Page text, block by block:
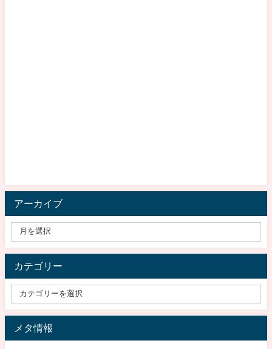
アーカイブ
カテゴリー
メタ情報